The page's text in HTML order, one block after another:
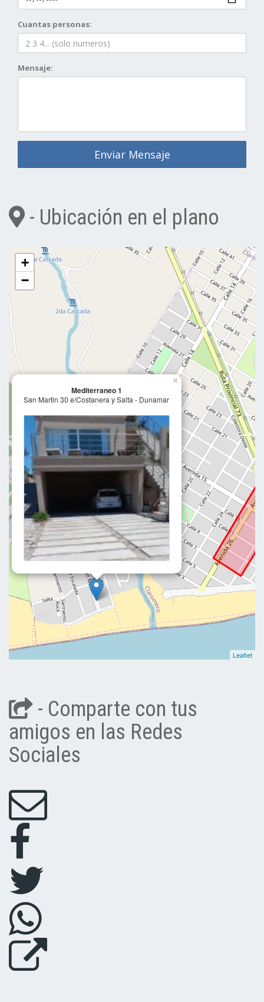
Cuantas personas:
Mensaje:
Enviar Mensaje
- Ubicación en el plano
Mediterraneo 1
San Martin 30 e/Costanera y Salta - Dunamar
×
+
−
Leaflet
- Comparte con tus
amigos en las Redes
Sociales